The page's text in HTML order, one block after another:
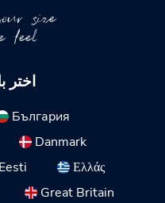
size
feel
اختر
България
Danmark
Ελλάς
Great Britain